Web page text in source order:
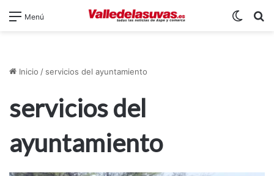
Menú
Inicio / servicios del ayuntamiento
servicios del
ayuntamiento